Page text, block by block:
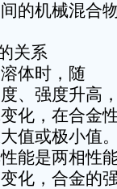
的机械混合
关系
体时，随
、强度升高
化，在合金
值或极小值
能是两相性
化，合金的